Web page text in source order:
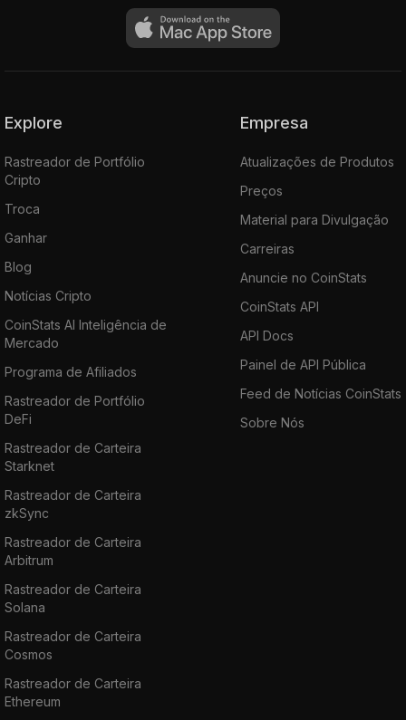
Explore
Rastreador de Portfólio
Cripto
Troca
Ganhar
Blog
Notícias Cripto
CoinStats AI Inteligência de
Mercado
Programa de Afiliados
Rastreador de Portfólio
DeFi
Rastreador de Carteira
Starknet
Rastreador de Carteira
zkSync
Rastreador de Carteira
Arbitrum
Rastreador de Carteira
Solana
Rastreador de Carteira
Cosmos
Rastreador de Carteira
Ethereum
Empresa
Atualizações de Produtos
Preços
Material para Divulgação
Carreiras
Anuncie no CoinStats
CoinStats API
API Docs
Painel de API Pública
Feed de Notícias CoinStats
Sobre Nós